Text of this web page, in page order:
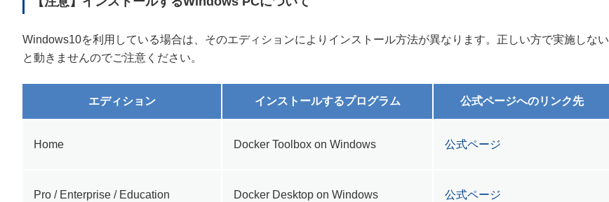
Windows10を利用している場合は、そのエディションによりインストール方法が異なります。正しい方で実施しない
と動きませんのでご注意ください。
エディション インストールするプログラム 公式ページへのリンク先
Home Docker Toolbox on Windows 公式ページ
Pro / Enterprise / Education Docker Desktop on Windows 公式ページ